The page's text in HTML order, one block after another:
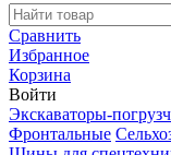
Сравнить
Избранное
Корзина
Войти
Экскаваторы-
Фронтальные